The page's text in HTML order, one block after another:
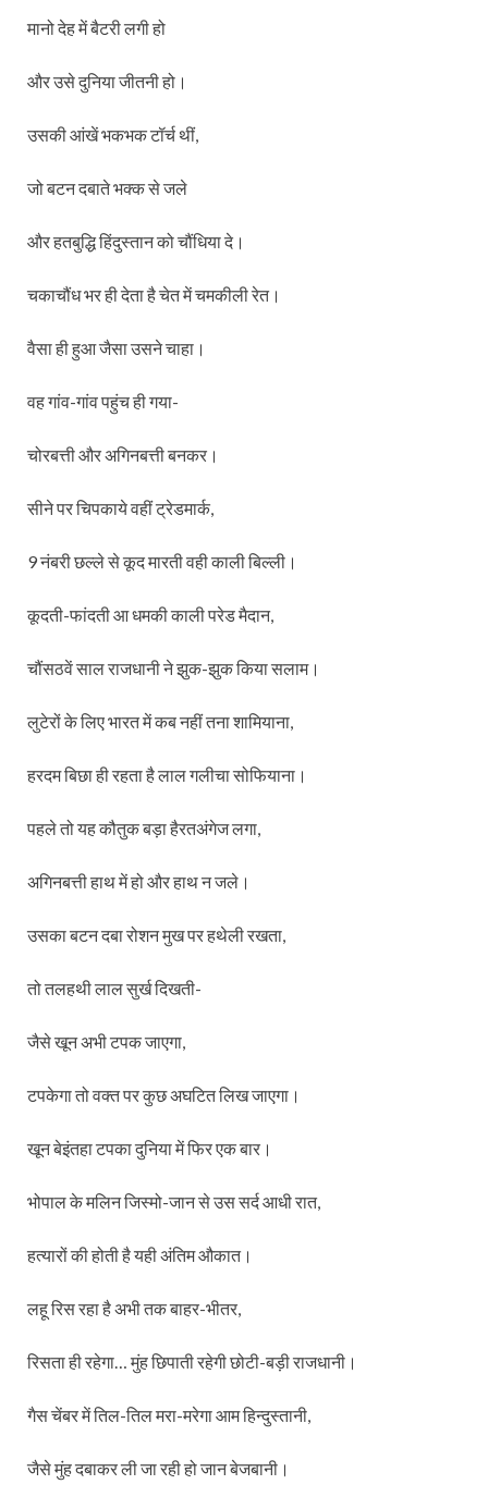
मानो देह में बैटरी लगी हो
और उसे दुनिया जीतनी हो।
उसकी आंखें भकभक टॉर्च थीं,
जो बटन दबाते भक्क से जले
और हतबुद्धि हिंदुस्तान को चौंधिया दे।
चकाचौंध भर ही देता है चेत में चमकीली रेत।
वैसा ही हुआ जैसा उसने चाहा।
वह गांव-गांव पहुंच ही गया-
चोरबत्ती और अगिनबत्ती बनकर।
सीने पर चिपकाये वहीं ट्रेडमार्क,
9 नंबरी छल्ले से कूद मारती वही काली बिल्ली।
कूदती-फांदती आ धमकी काली परेड मैदान,
चौंसठवें साल राजधानी ने झुक-झुक किया सलाम।
लुटेरों के लिए भारत में कब नहीं तना शामियाना,
हरदम बिछा ही रहता है लाल गलीचा सोफियाना।
पहले तो यह कौतुक बड़ा हैरतअंगेज लगा,
अगिनबत्ती हाथ में हो और हाथ न जले।
उसका बटन दबा रोशन मुख पर हथेली रखता,
तो तलहथी लाल सुर्ख दिखती-
जैसे खून अभी टपक जाएगा,
टपकेगा तो वक्त पर कुछ अघटित लिख जाएगा।
खून बेइंतहा टपका दुनिया में फिर एक बार।
भोपाल के मलिन जिस्मो-जान से उस सर्द आधी रात,
हत्यारों की होती है यही अंतिम औकात।
लहू रिस रहा है अभी तक बाहर-भीतर,
रिसता ही रहेगा… मुंह छिपाती रहेगी छोटी-बड़ी राजधानी।
गैस चेंबर में तिल-तिल मरा-मरेगा आम हिन्दुस्तानी,
जैसे मुंह दबाकर ली जा रही हो जान बेजबानी।